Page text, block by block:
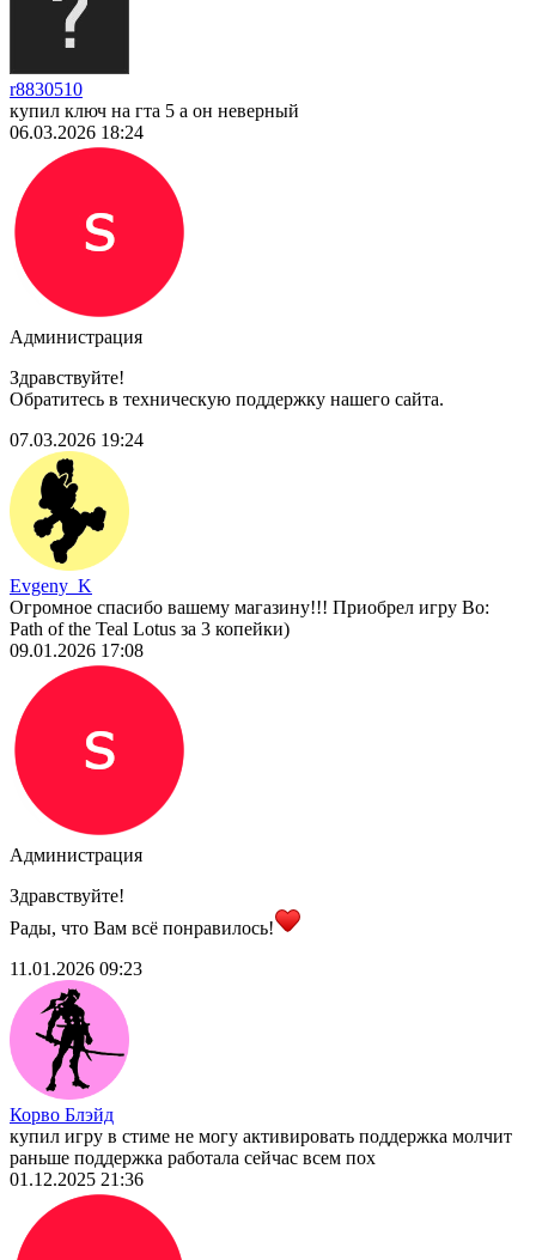
r8830510
купил ключ на гта 5 а он неверный
06.03.2026 18:24
Администрация
Здравствуйте!
Обратитесь в техническую поддержку нашего сайта.
07.03.2026 19:24
Evgeny_K
Огромное спасибо вашему магазину!!! Приобрел игру Bo:
Path of the Teal Lotus за 3 копейки)
09.01.2026 17:08
Администрация
Здравствуйте!
Рады, что Вам всё понравилось!
11.01.2026 09:23
Корво Блэйд
купил игру в стиме не могу активировать поддержка молчит
раньше поддержка работала сейчас всем пох
01.12.2025 21:36